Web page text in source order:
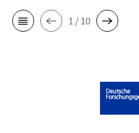
1 / 10